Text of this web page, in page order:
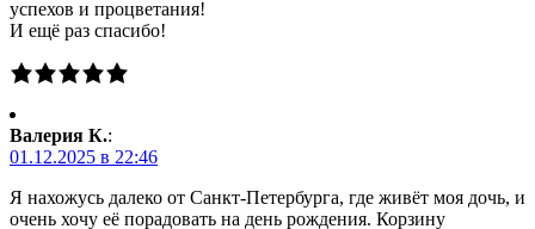
успехов и процветания!
И ещё раз спасибо!
Валерия К.:
01.12.2025 в 22:46
Я нахожусь далеко от Санкт-Петербурга, где живёт моя дочь, и
очень хочу её порадовать на день рождения. Корзину